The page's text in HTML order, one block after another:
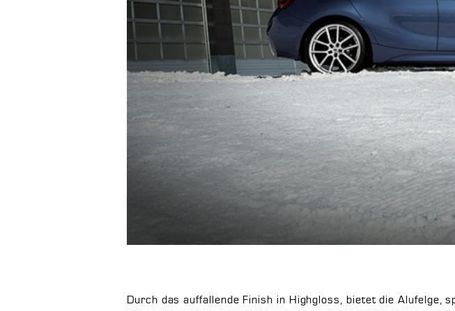
Durch das auffallende Finish in Highgloss, bietet die Alufelge,